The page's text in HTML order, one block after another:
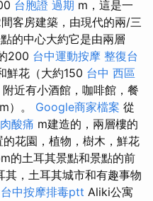
台胞證 過期 m，這是一
客房建築，由現代的兩/三
的中心大約它是由兩層
200 台中運動按摩 整復台
鮮花（大約150 台中 西區
附近有小酒館，咖啡館，餐
m）。 Google商家檔案 從
酸痛 m建造的，兩層樓的
花園，植物，樹木，鮮花
的土耳其景點和景點的前
其，土耳其城市和有趣事物
台中按摩排毒ptt Aliki公寓